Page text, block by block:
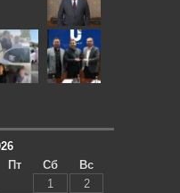
Пт Сб
Вс
1
2